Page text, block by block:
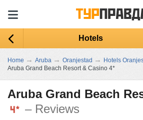
Hotels
Home → Aruba → Oranjestad → Hotels
Aruba Grand Beach Resort & Casino 4*
Aruba Grand Beach
– Reviews